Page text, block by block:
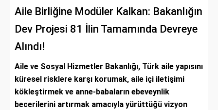
Aile Birliğine Modüler Kalkan: Bakanlığın
Dev Projesi 81 İlin Tamamında Devreye
Alındı!
Aile ve Sosyal Hizmetler Bakanlığı, Türk aile yapısını
küresel risklere karşı korumak, aile içi iletişimi
kökleştirmek ve anne-babaların ebeveynlik
becerilerini artırmak amacıyla yürüttüğü vizyon